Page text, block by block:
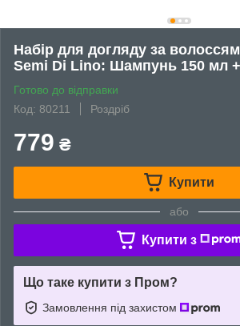
Набір для догляду за
Semi Di Lino: Шампунь 150 мл
Готово до відправки
Код: 80211
Роздріб
779 ₴
Купити
або
Купити з
Що таке купити з Пром?
Замовлення під захистом